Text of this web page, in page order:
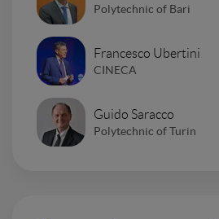
Polytechnic of Bari
Francesco Ubertini
CINECA
Guido Saracco
Polytechnic of Turin